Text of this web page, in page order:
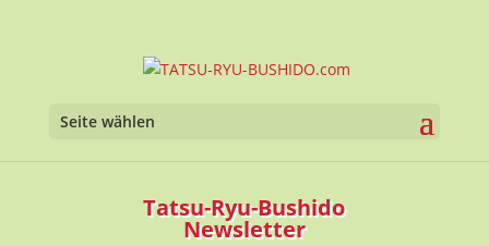
Seite wählen
Tatsu-Ryu-Bushido
Newsletter